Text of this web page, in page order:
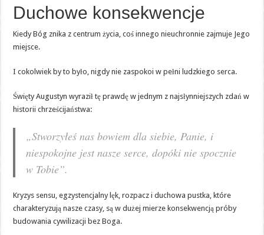
Duchowe konsekwencje
Kiedy Bóg znika z centrum życia, coś innego nieuchronnie zajmuje Jego
miejsce.
I cokolwiek by to było, nigdy nie zaspokoi w pełni ludzkiego serca.
Święty Augustyn wyraził tę prawdę w jednym z najsłynniejszych zdań w
historii chrześcijaństwa:
„Stworzyłeś nas bowiem dla siebie, Panie, i
niespokojne jest nasze serce, dopóki nie spocznie
w Tobie”.
Kryzys sensu, egzystencjalny lęk, rozpacz i duchowa pustka, które
charakteryzują nasze czasy, są w dużej mierze konsekwencją próby
budowania cywilizacji bez Boga.